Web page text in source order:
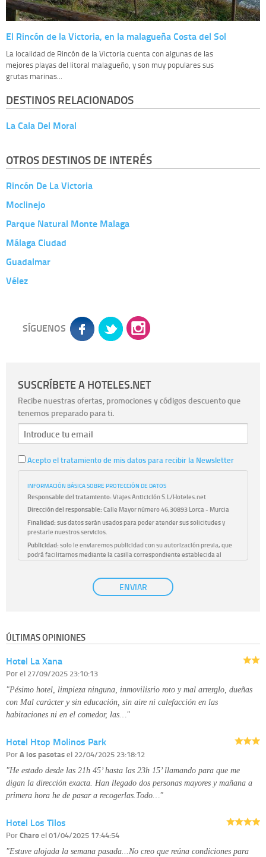
El Rincón de la Victoria, en la malagueña Costa del Sol
La localidad de Rincón de la Victoria cuenta con algunas de las
mejores playas del litoral malagueño, y son muy populares sus
grutas marinas...
DESTINOS RELACIONADOS
La Cala Del Moral
OTROS DESTINOS DE INTERÉS
Rincón De La Victoria
Moclinejo
Parque Natural Monte Malaga
Málaga Ciudad
Guadalmar
Vélez
SÍGUENOS
SUSCRÍBETE A HOTELES.NET
Recibe nuestras ofertas, promociones y códigos descuento que
tenemos preparado para ti.
Acepto el tratamiento de mis datos para recibir la Newsletter
INFORMACIÓN BÁSICA SOBRE PROTECCIÓN DE DATOS
Responsable del tratamiento:Viajes Anticiclón S.L/Hoteles.net
Dirección del responsable:Calle Mayor número 46,30893 Lorca - Murcia
Finalidad:sus datos serán usados para poder atender sus solicitudes y
prestarle nuestros servicios.
Publicidad:solo le enviaremos publicidad con su autorización previa, que
podrá facilitarnos mediante la casilla correspondiente establecida al
efecto.
únicamente trataremos sus datos con su consentimiento
previo, que podrá facilitarnos mediante la casilla correspondiente
Derechos:tiene derecho a saber qué información tenemos sobre usted,
disponible en nuestra página web.
Información complementaria:
ENVIAR
ÚLTIMAS OPINIONES
Hotel La Xana
Porel 27/09/2025 23:10:13
"Pésimo hotel, limpieza ninguna, inmovilisrio roto y mal arrerglo, dueñas
con Mal carácter y sin educación, sin aire ni calefacción en las
habitaciones ni en el comedor, las…"
Hotel Htop Molinos Park
PorA los pasotasel 22/04/2025 23:18:12
"He estado desde las 21h 45’ hasta las 23h 15’ llamando para que me
digan la dirección exacta. Han llegado dos personas mayores y mañana a
primera hora he de pasar a recogerlas.Todo…"
Hotel Los Tilos
PorCharoel 01/04/2025 17:44:54
"Estuve alojada la semana pasada...No creo que reúna condiciones para